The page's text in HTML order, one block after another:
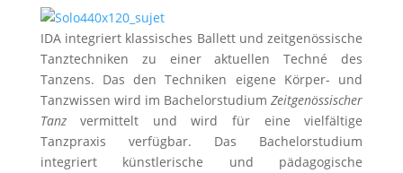
IDA integriert klassisches Ballett und zeitgenössische
Tanztechniken zu einer aktuellen Techné des
Tanzens. Das den Techniken eigene Körper- und
Tanzwissen wird im BachelorstudiumZeitgenössischer
Tanzvermittelt und wird für eine vielfältige
Tanzpraxis verfügbar. Das Bachelorstudium
integriert künstlerische und pädagogische